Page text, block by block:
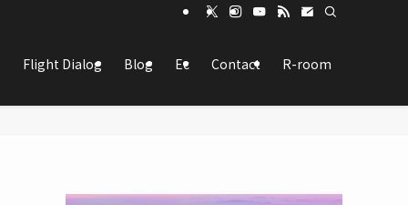
Flight Dialog Blog Ec Contact R-room